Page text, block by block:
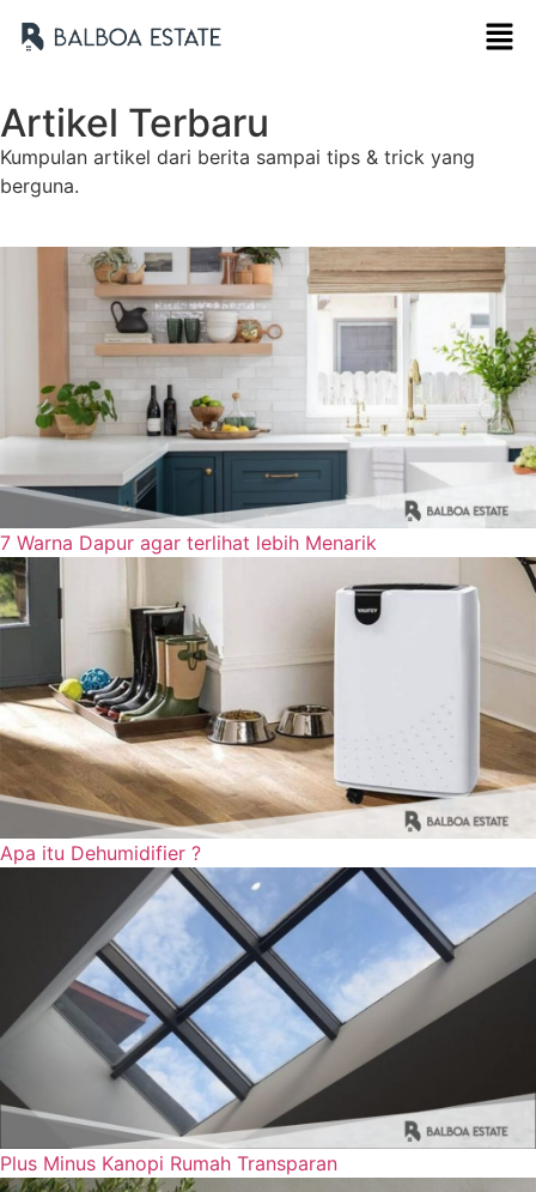
Artikel Terbaru
Kumpulan artikel dari berita sampai tips & trick yang
berguna.
7 Warna Dapur agar terlihat lebih Menarik
Apa itu Dehumidifier ?
Plus Minus Kanopi Rumah Transparan